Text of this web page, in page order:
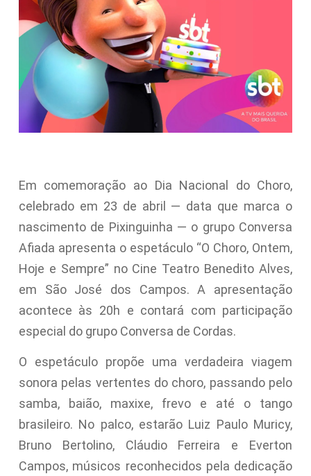
Em comemoração ao Dia Nacional do Choro,
celebrado em 23 de abril — data que marca o
nascimento de Pixinguinha — o grupo Conversa
Afiada apresenta o espetáculo “O Choro, Ontem,
Hoje e Sempre” no Cine Teatro Benedito Alves,
em São José dos Campos. A apresentação
acontece às 20h e contará com participação
especial do grupo Conversa de Cordas.
O espetáculo propõe uma verdadeira viagem
sonora pelas vertentes do choro, passando pelo
samba, baião, maxixe, frevo e até o tango
brasileiro. No palco, estarão Luiz Paulo Muricy,
Bruno Bertolino, Cláudio Ferreira e Everton
Campos, músicos reconhecidos pela dedicação